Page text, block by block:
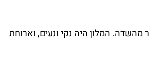
המלון היה נקי ונעים, וארוחת